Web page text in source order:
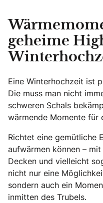
geheime
Eine Winterhochzeit ist
Die muss man nicht
schweren Schals
wärmende Momente für
Richtet eine gemütliche
aufwärmen können –
Decken und vielleicht
nicht nur eine
sondern auch ein
inmitten des Trubels.